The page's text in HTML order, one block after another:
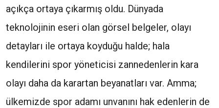
açıkça ortaya çıkarmış oldu. Dünyada
teknolojinin eseri olan görsel belgeler, olayı
detayları ile ortaya koyduğu halde; hala
kendilerini spor yöneticisi zannedenlerin kara
olayı daha da karartan beyanatları var. Amma;
ülkemizde spor adamı unvanını hak edenlerin de